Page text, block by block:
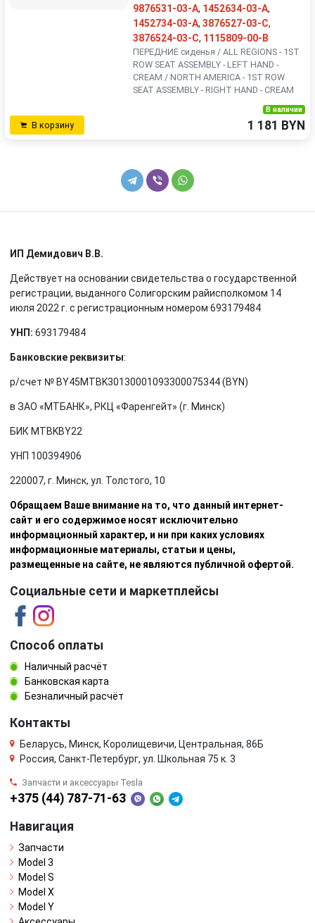
9876531-03-A, 1452634-03-A,
1452734-03-A, 3876527-03-C,
3876524-03-C, 1115809-00-B
ПЕРЕДНИЕ сиденья / ALL REGIONS - 1ST
ROW SEAT ASSEMBLY - LEFT HAND -
CREAM / NORTH AMERICA - 1ST ROW
SEAT ASSEMBLY - RIGHT HAND - CREAM
В корзину
В наличии
1 181 BYN
ИП Демидович В.В.
Действует на основании свидетельства о государственной
регистрации, выданного Солигорским райисполкомом 14
июля 2022 г. с регистрационным номером 693179484
УНП: 693179484
Банковские реквизиты:
р/счет № BY45MTBK30130001093300075344 (BYN)
в ЗАО «МТБАНК», РКЦ «Фаренгейт» (г. Минск)
БИК MTBKBY22
УНП 100394906
220007, г. Минск, ул. Толстого, 10
Обращаем Ваше внимание на то, что данный интернет-
сайт и его содержимое носят исключительно
информационный характер, и ни при каких условиях
информационные материалы, статьи и цены,
размещенные на сайте, не являются публичной офертой.
Социальные сети и маркетплейсы
Способ оплаты
Наличный расчёт
Банковская карта
Безналичный расчёт
Контакты
Беларусь, Минск, Королищевичи, Центральная, 86Б
Россия, Санкт-Петербург, ул. Школьная 75 к. 3
Запчасти и аксессуары Tesla
+375 (44) 787-71-63
Навигация
Запчасти
Model 3
Model S
Model X
Model Y